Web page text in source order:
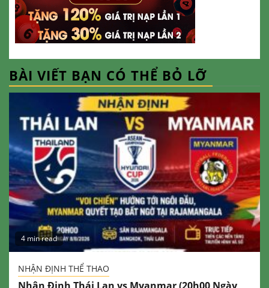
BÀI VIẾT BẠN CÓ THỂ BỎ LỠ
4 min read
NHẬN ĐỊNH THỂ THAO